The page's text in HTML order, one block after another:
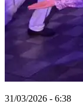
31/03/2026 - 6:38